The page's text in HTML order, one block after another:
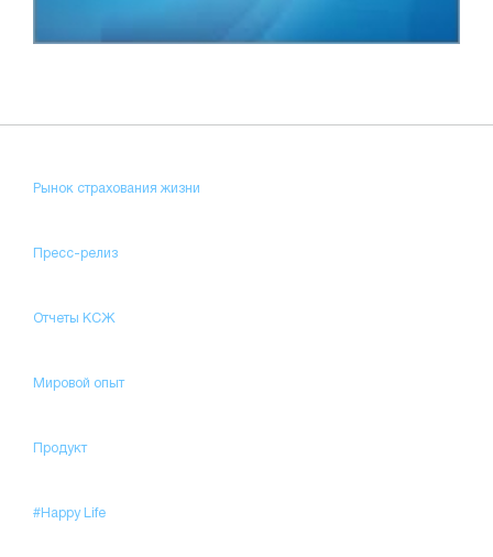
Рынок страхования жизни
Пресс-релиз
Отчеты КСЖ
Мировой опыт
Продукт
#Happy Life